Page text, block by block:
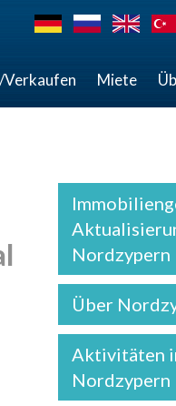
Verkaufen Miete
Nordzypern
Über
Aktivitäten
Nordzypern